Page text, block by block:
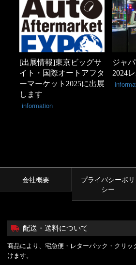
[出展情報]東京ビッグサ
イト・国際オートアフタ
ーマーケット2025に出展
します
information
ジャ
2024
会社概要
プライバシーポリ
シー
配送・送料について
商品により、宅急便・レターパック・クリ
けます。